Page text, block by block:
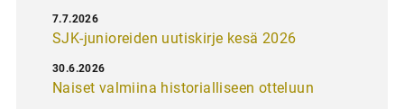
SJK-junioreiden uutiskirje kesä 2026
7.7.2026
Naiset valmiina historialliseen otteluun
30.6.2026